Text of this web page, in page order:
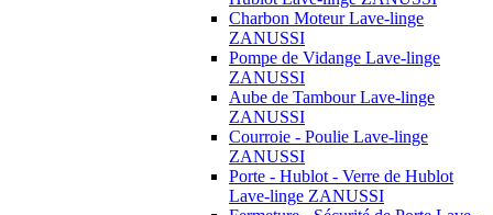
Charbon Moteur Lave-linge
ZANUSSI
Pompe de Vidange Lave-linge
ZANUSSI
Aube de Tambour Lave-linge
ZANUSSI
Courroie - Poulie Lave-linge
ZANUSSI
Porte - Hublot - Verre de Hublot
Lave-linge ZANUSSI